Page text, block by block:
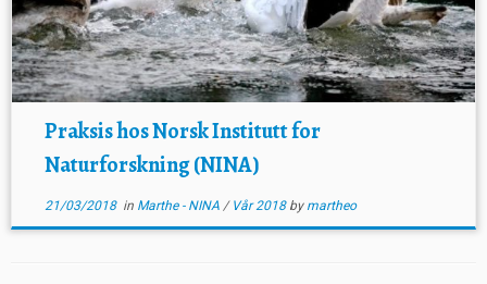
Praksis hos Norsk Institutt for
Naturforskning (NINA)
21/03/2018in Marthe - NINA / Vår 2018 by martheo